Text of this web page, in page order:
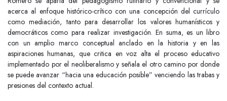
acerca al enfoque histórico-crítico con una concepción del currículo
como mediación, tanto para desarrollar los valores humanísticos y
democráticos como para realizar investigación. En suma, es un libro
con un amplio marco conceptual anclado en la historia y en las
aspiraciones humanas, que critica en voz alta el proceso educativo
implementado por el neoliberalismo y señala el otro camino por donde
se puede avanzar “hacia una educación posible” venciendo las trabas y
presiones del contexto actual.